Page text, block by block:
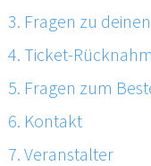
3. Fragen zu
4. Ticket-
5. Fragen zum
6. Kontakt
7. Veranstalter